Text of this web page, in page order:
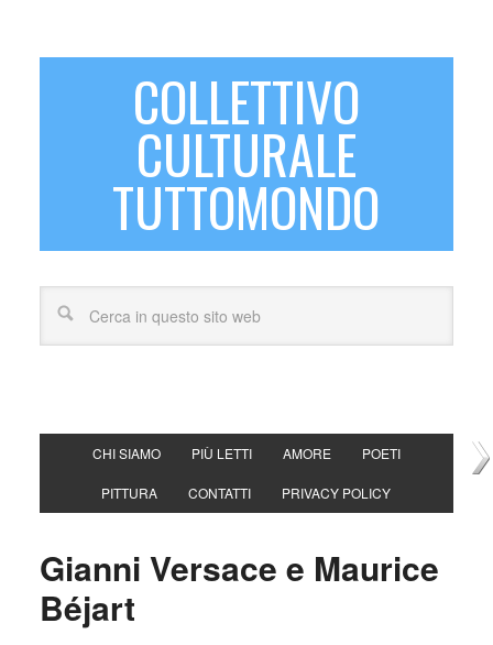
COLLETTIVO
CULTURALE
TUTTOMONDO
CHI SIAMO PIÙ LETTI AMORE POETI
PITTURA CONTATTI PRIVACY POLICY
Gianni Versace e Maurice
Béjart